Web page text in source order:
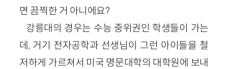
면 끔찍한 거 아니에요?
강릉대의 경우는 수능 중위권인 학생들이 가는
데, 거기 전자공학과 선생님이 그런 아이들을 철
저하게 가르쳐서 미국 명문대학의 대학원에 보내